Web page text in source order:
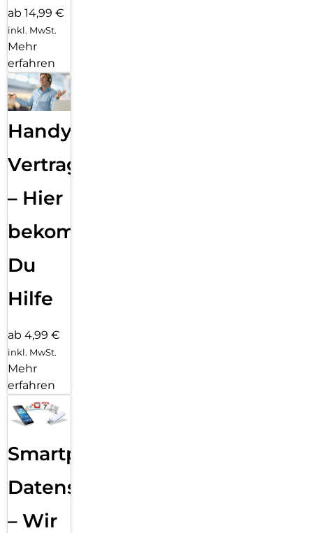
ab 14,99 €
inkl. MwSt.
Mehr
erfahren
Handy
Vertragsabwicklung
– Hier
bekommst
Du
Hilfe
ab 4,99 €
inkl. MwSt.
Mehr
erfahren
Smartphone
Datensicherung
– Wir